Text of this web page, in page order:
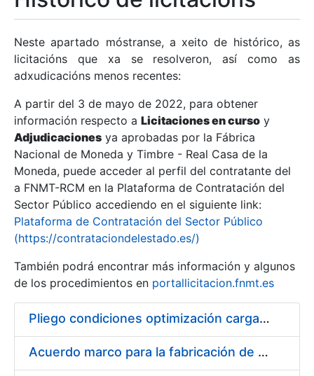
Mostrar/Ocultar
Mostrar/Ocultar
Mostrar/Ocultar
Mostrar/Ocultar
Neste apartado móstranse, a xeito de histórico, as
licitacións que xa se resolveron, así como as
adxudicacións menos recentes:
A partir del 3 de mayo de 2022, para obtener
información respecto a Licitaciones en curso y
Adjudicaciones ya aprobadas por la Fábrica
Nacional de Moneda y Timbre - Real Casa de la
Moneda, puede acceder al perfil del contratante del
a FNMT-RCM en la Plataforma de Contratación del
Sector Público accediendo en el siguiente link:
Plataforma de Contratación del Sector Público
(https://contrataciondelestado.es/)
También podrá encontrar más información y algunos
de los procedimientos en portallicitacion.fnmt.es
Pliego condiciones optimización cargas compras firmado
Acuerdo marco para la fabricación de piezas